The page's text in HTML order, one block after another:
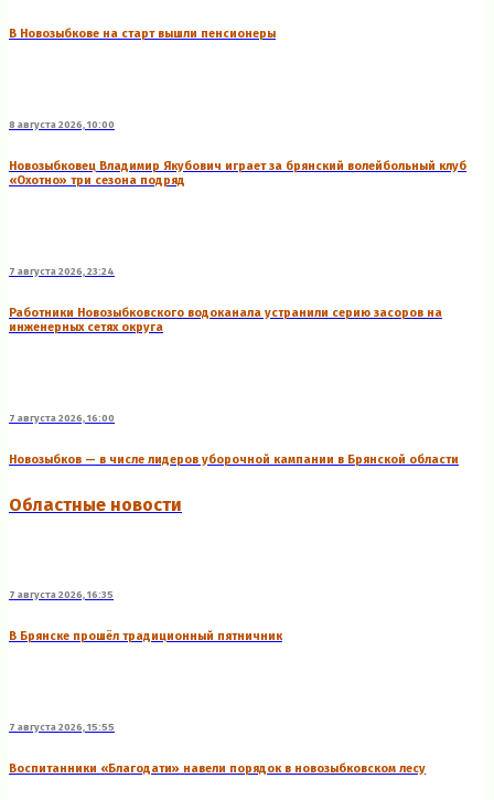
В Новозыбкове на старт вышли пенсионеры
8 августа 2026, 10:00
Новозыбковец Владимир Якубович играет за брянский волейбольный клуб
«Охотно» три сезона подряд
7 августа 2026, 23:24
Работники Новозыбковского водоканала устранили серию засоров на
инженерных сетях округа
7 августа 2026, 16:00
Новозыбков — в числе лидеров уборочной кампании в Брянской области
Областные новости
7 августа 2026, 16:35
В Брянске прошёл традиционный пятничник
7 августа 2026, 15:55
Воспитанники «Благодати» навели порядок в новозыбковском лесу